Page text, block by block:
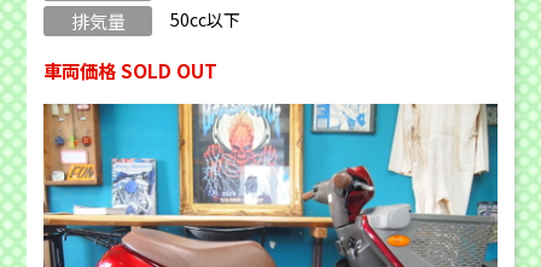
排気量 50cc以下
車両価格 SOLD OUT